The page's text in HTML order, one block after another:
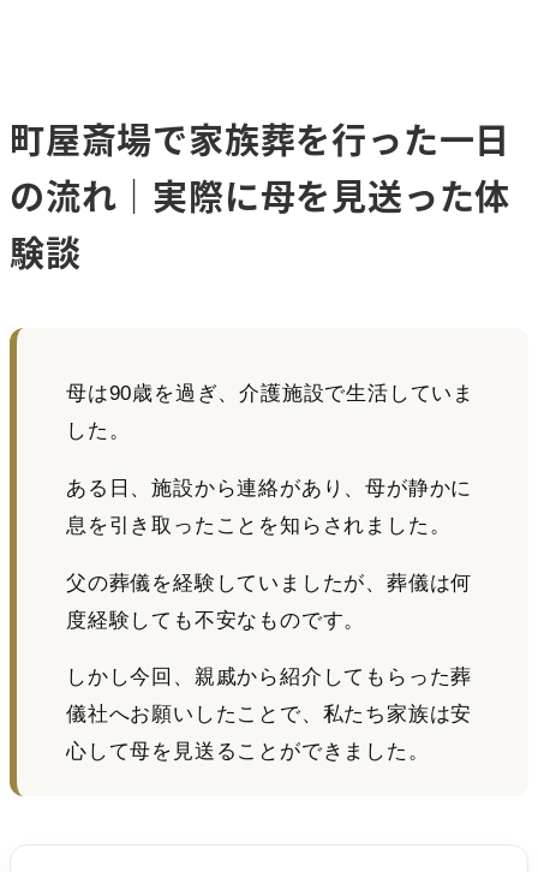
町屋斎場で家族葬を行った一日
の流れ｜実際に母を見送った体
験談
母は90歳を過ぎ、介護施設で生活していま
した。
ある日、施設から連絡があり、母が静かに
息を引き取ったことを知らされました。
父の葬儀を経験していましたが、葬儀は何
度経験しても不安なものです。
しかし今回、親戚から紹介してもらった葬
儀社へお願いしたことで、私たち家族は安
心して母を見送ることができました。